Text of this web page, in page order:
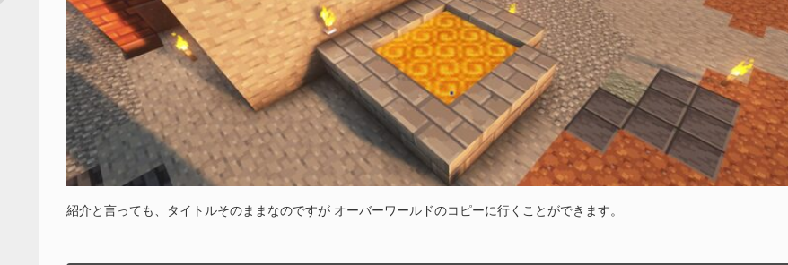
紹介と言っても、タイトルそのままなのですが オーバーワールドのコピーに行くことができます。